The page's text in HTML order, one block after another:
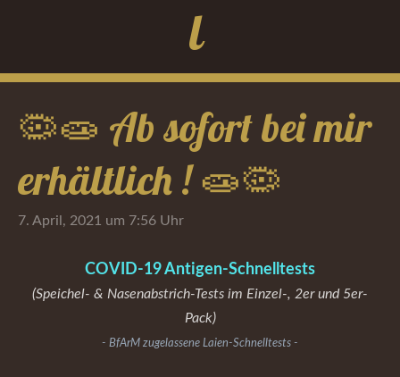
l
🦠🧫 Ab sofort bei mir
erhältlich ! 🧫🦠
7. April, 2021 um 7:56 Uhr
COVID-19 Antigen-Schnelltests
(Speichel- & Nasenabstrich-Tests im Einzel-, 2er und 5er-
Pack)
- BfArM zugelassene Laien-Schnelltests -